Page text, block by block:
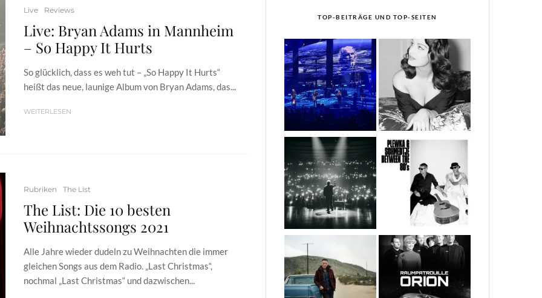
Live Reviews
Live: Bryan Adams in Mannheim
– So Happy It Hurts
So glücklich, dass es weh tut – „So Happy It Hurts“
heißt das neue, launige Album von Bryan Adams, das...
WEITERLESEN
Rubriken The List
The List: Die 10 besten
Weihnachtssongs 2021
Alle Jahre wieder dudeln zu Weihnachten die immer
gleichen Songs aus dem Radio. „Last Christmas“,
nochmal „Last Christmas“ und dazwischen...
TOP-BEITRÄGE UND TOP-SEITEN